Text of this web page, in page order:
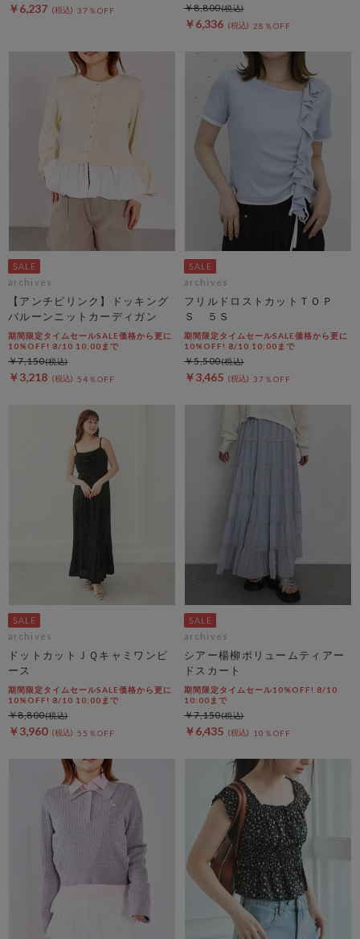
￥6,237 37％OFF
￥6,336 28％OFF
￥8,800
archives
【アンチピリンク】ドッキング
バルーンニットカーディガン
期間限定タイムセールSALE価格から更に
10%OFF! 8/10 10:00まで
￥3,218 54％OFF
￥7,150
archives
フリルドロストカットＴＯＰ
Ｓ ５Ｓ
期間限定タイムセールSALE価格から更に
10%OFF! 8/10 10:00まで
￥3,465 37％OFF
￥5,500
archives
ドットカットＪＱキャミワンピ
ース
期間限定タイムセールSALE価格から更に
10%OFF! 8/10 10:00まで
￥3,960 55％OFF
￥8,800
archives
シアー楊柳ボリュームティアー
ドスカート
期間限定タイムセール10%OFF! 8/10
10:00まで
￥6,435 10％OFF
￥7,150